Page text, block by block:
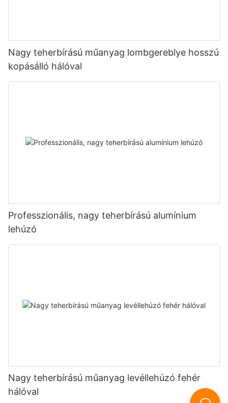
Nagy teherbírású műanyag lombgereblye hosszú
kopásálló hálóval
Professzionális, nagy teherbírású alumínium
lehúzó
Nagy teherbírású műanyag levéllehúzó fehér
hálóval